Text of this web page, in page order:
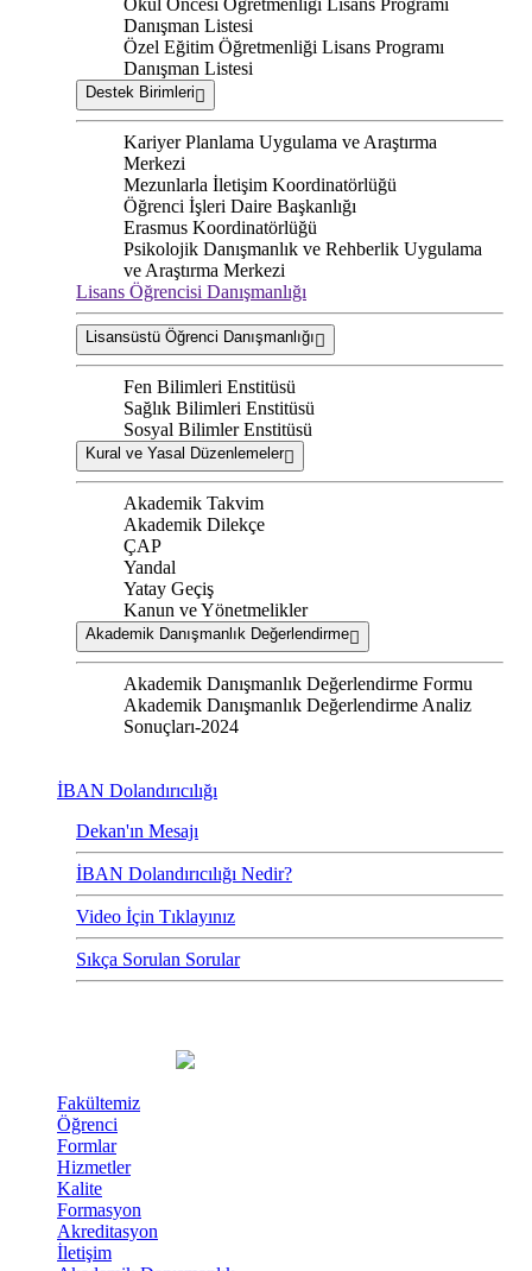
Okul Öncesi Öğretmenliği Lisans Programı
Danışman Listesi
Özel Eğitim Öğretmenliği Lisans Programı
Danışman Listesi
Destek Birimleri
Kariyer Planlama Uygulama ve Araştırma
Merkezi
Mezunlarla İletişim Koordinatörlüğü
Öğrenci İşleri Daire Başkanlığı
Erasmus Koordinatörlüğü
Psikolojik Danışmanlık ve Rehberlik Uygulama
ve Araştırma Merkezi
Lisans Öğrencisi Danışmanlığı
Lisansüstü Öğrenci Danışmanlığı
Fen Bilimleri Enstitüsü
Sağlık Bilimleri Enstitüsü
Sosyal Bilimler Enstitüsü
Kural ve Yasal Düzenlemeler
Akademik Takvim
Akademik Dilekçe
ÇAP
Yandal
Yatay Geçiş
Kanun ve Yönetmelikler
Akademik Danışmanlık Değerlendirme
Akademik Danışmanlık Değerlendirme Formu
Akademik Danışmanlık Değerlendirme Analiz
Sonuçları-2024
İBAN Dolandırıcılığı
Dekan'ın Mesajı
İBAN Dolandırıcılığı Nedir?
Video İçin Tıklayınız
Sıkça Sorulan Sorular
Fakültemiz
Öğrenci
Formlar
Hizmetler
Kalite
Formasyon
Akreditasyon
İletişim